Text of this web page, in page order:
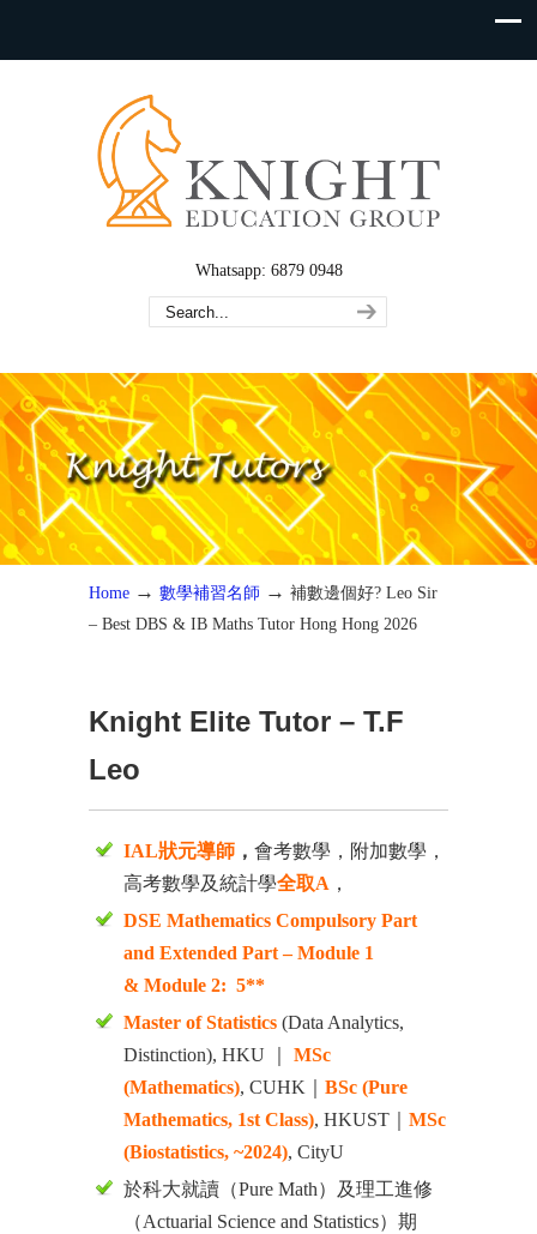
Whatsapp: 6879 0948
Home → 數學補習名師 → 補數邊個好? Leo Sir
– Best DBS & IB Maths Tutor Hong Hong 2026
Knight Elite Tutor – T.F
Leo
IAL狀元導師 ， 會考數學，附加數學，
高考數學及統計學全取A ，
DSE Mathematics Compulsory Part
and Extended Part – Module 1
& Module 2: 5**
Master of Statistics (Data Analytics,
Distinction), HKU ｜ MSc
(Mathematics), CUHK｜ BSc (Pure
Mathematics, 1st Class), HKUST｜ MSc
(Biostatistics, ~2024), CityU
於科大就讀（Pure Math）及理工進修
（Actuarial Science and Statistics）期